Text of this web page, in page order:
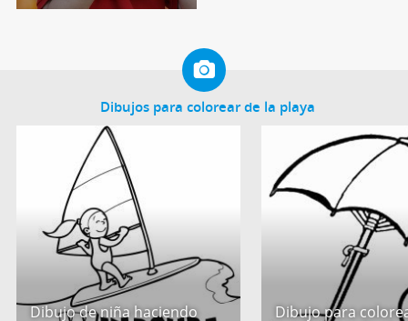
Dibujos para colorear de la playa
Dibujo de niña haciendo
Dibujo para